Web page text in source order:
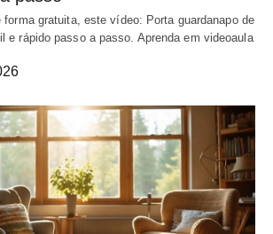
forma gratuita, este vídeo: Porta guardanapo de
e rápido passo a passo. Aprenda em videoaula